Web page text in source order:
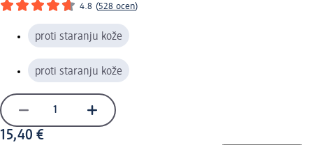
4.8 (528 ocen)
proti staranju kože
proti staranju kože
15,40 €